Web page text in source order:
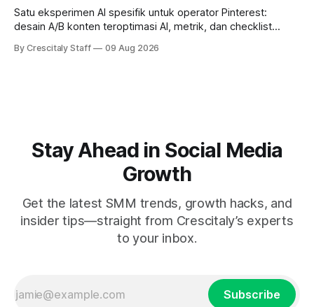
Satu eksperimen AI spesifik untuk operator Pinterest:
desain A/B konten teroptimasi AI, metrik, dan checklist
By Crescitaly Staff 09 Aug 2026
Stay Ahead in Social Media
Growth
Get the latest SMM trends, growth hacks, and
insider tips—straight from Crescitaly’s experts
to your inbox.
Subscribe